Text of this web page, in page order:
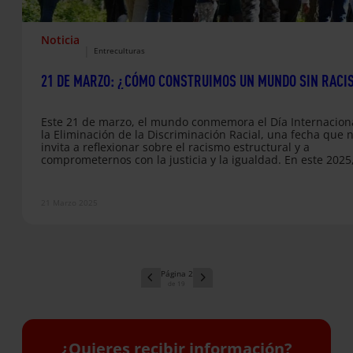
Noticia
Entreculturas
21 DE MARZO: ¿CÓMO CONSTRUIMOS UN MUNDO SIN
Este 21 de marzo, el mundo conmemora el Día
la Eliminación de la Discriminación Racial, una fecha que
invita a reflexionar sobre el racismo estructural y a
comprometernos con la justicia y la igualdad. En este
2
¿Quieres recibir información?